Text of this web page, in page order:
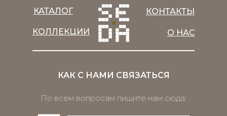
КАТАЛОГ КОНТАКТЫ
КОЛЛЕКЦИИ О НАС
КАК С НАМИ СВЯЗАТЬСЯ
По всем вопросам пишите нам сюда: